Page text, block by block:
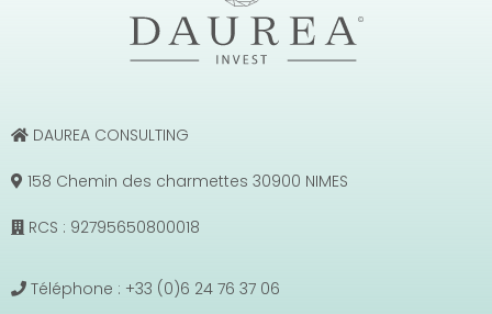
DAUREA CONSULTING
158 Chemin des charmettes 30900 NIMES
RCS : 92795650800018
Téléphone : +33 (0)6 24 76 37 06